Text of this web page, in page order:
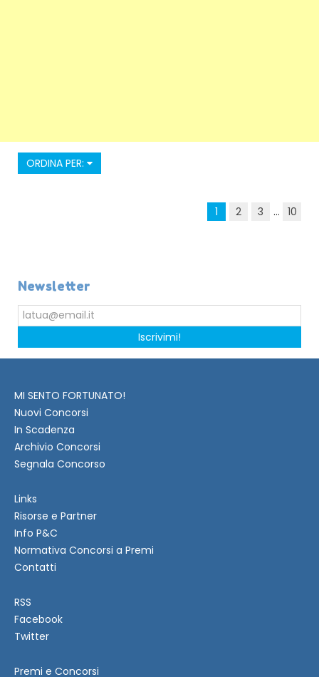
ORDINA PER:
1 2 3 ... 10
Newsletter
Iscrivimi!
MI SENTO FORTUNATO!
Nuovi Concorsi
In Scadenza
Archivio Concorsi
Segnala Concorso
Links
Risorse e Partner
Info P&C
Normativa Concorsi a Premi
Contatti
RSS
Facebook
Twitter
Premi e Concorsi